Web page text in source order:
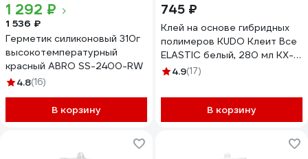
1 292 ₽
1 536 ₽
Герметик силиконовый 310г
высокотемпературный
красный ABRO SS-2400-RW
4.8(16)
В корзину
745 ₽
Клей на основе гибридных
полимеров KUDO Клеит Все
ELASTIС белый, 280 мл KX-
1W4.9(17)
В корзину